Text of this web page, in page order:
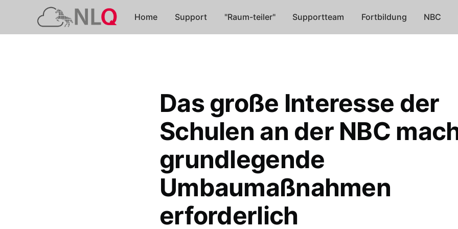
Home Support "Raum-teiler" Supportteam Fortbildung NBC
Das große Interesse der
Schulen an der NBC
grundlegende
Umbaumaßnahmen
erforderlich